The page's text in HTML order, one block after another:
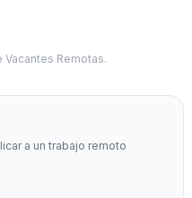
Remotas.
a un trabajo remoto